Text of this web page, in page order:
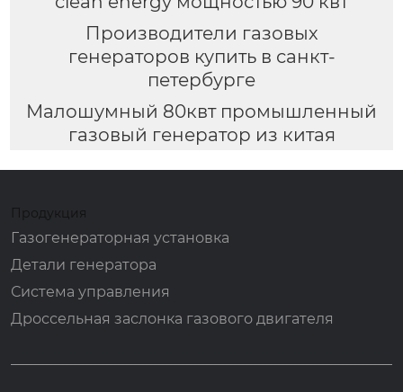
Производители газовых
генераторов купить в санкт-
петербурге
Малошумный 80квт промышленный
газовый генератор из китая
Продукция
Газогенераторная установка
Детали генератора
Система управления
Дроссельная заслонка газового двигателя